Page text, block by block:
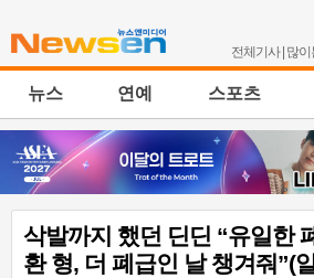
전체기사| 많이
뉴스 연예 스포츠
삭발까지 했던 딘딘 “유일한
환 형, 더 폐급인 날 챙겨줘”(